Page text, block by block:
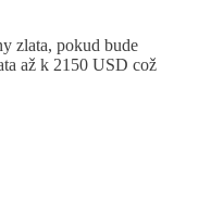
zlata, pokud bude
až k 2150 USD což